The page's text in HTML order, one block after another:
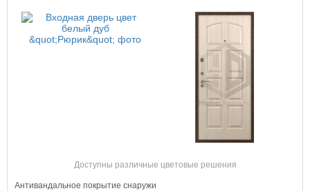
Доступны различные цветовые решения
Антивандальное покрытие снаружи